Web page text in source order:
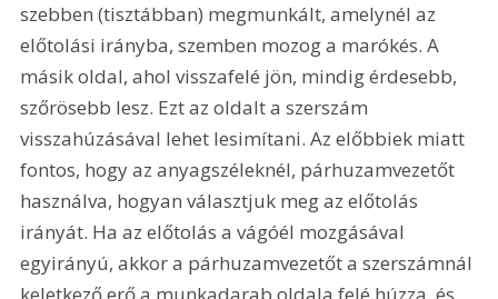
szebben (tisztábban) megmunkált, amelynél az
előtolási irányba, szemben mozog a marókés. A
másik oldal, ahol visszafelé jön, mindig érdesebb,
szőrösebb lesz. Ezt az oldalt a szerszám
visszahúzásával lehet lesimítani. Az előbbiek miatt
fontos, hogy az anyagszéleknél, párhuzamvezetőt
használva, hogyan választjuk meg az előtolás
irányát. Ha az előtolás a vágóél mozgásával
egyirányú, akkor a párhuzamvezetőt a szerszámnál